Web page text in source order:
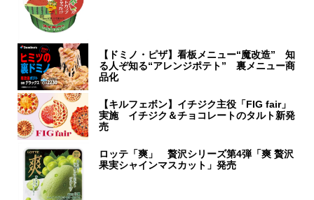
【ドミノ・ピザ】看板メニュー“魔改造” 知
る人ぞ知る“アレンジポテト” 裏メニュー商
品化
【キルフェボン】イチジク主役「FIG fair」
実施 イチジク＆チョコレートのタルト新発
売
ロッテ「爽」 贅沢シリーズ第4弾「爽 贅沢
果実シャインマスカット」発売